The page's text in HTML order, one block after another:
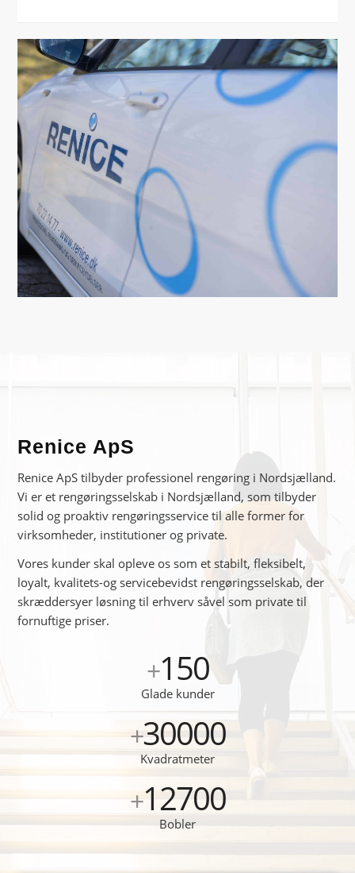
Renice ApS
Renice ApS tilbyder professionel rengøring i Nordsjælland.
Vi er et rengøringsselskab i Nordsjælland, som tilbyder
solid og proaktiv rengøringsservice til alle former for
virksomheder, institutioner og private.
Vores kunder skal opleve os som et stabilt, fleksibelt,
loyalt, kvalitets-og servicebevidst rengøringsselskab, der
skræddersyer løsning til erhverv såvel som private til
fornuftige priser.
+150
Glade kunder
+30000
Kvadratmeter
+12700
Bobler